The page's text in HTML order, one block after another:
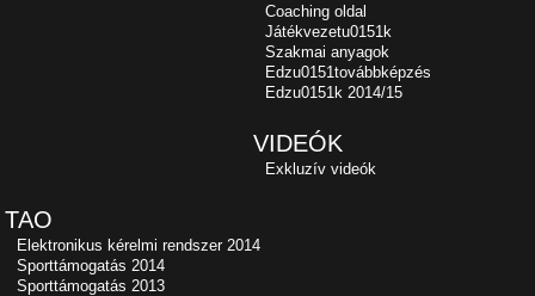
Coaching oldal
Játékvezetu0151k
Szakmai anyagok
Edzu0151továbbképzés
Edzu0151k 2014/15
VIDEÓK
Exkluzív videók
TAO
Elektronikus kérelmi rendszer 2014
Sporttámogatás 2014
Sporttámogatás 2013